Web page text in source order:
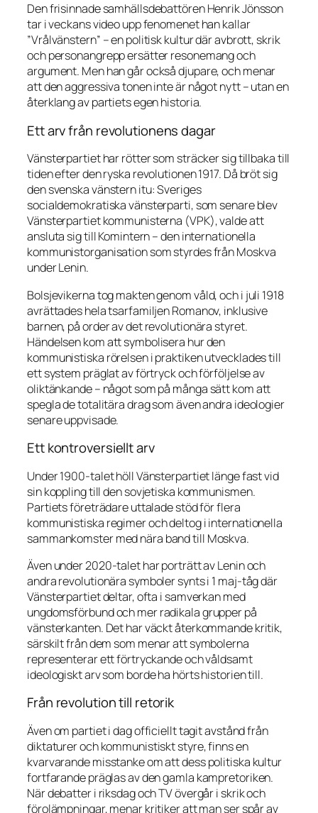
Den frisinnade samhällsdebattören Henrik Jönsson
tar i veckans video upp fenomenet han kallar
”Vrålvänstern” – en politisk kultur där avbrott, skrik
och personangrepp ersätter resonemang och
argument. Men han går också djupare, och menar
att den aggressiva tonen inte är något nytt – utan en
återklang av partiets egen historia.
Ett arv från revolutionens dagar
Vänsterpartiet har rötter som sträcker sig tillbaka till
tiden efter den ryska revolutionen 1917. Då bröt sig
den svenska vänstern itu: Sveriges
socialdemokratiska vänsterparti, som senare blev
Vänsterpartiet kommunisterna (VPK), valde att
ansluta sig till Komintern – den internationella
kommunistorganisation som styrdes från Moskva
under Lenin.
Bolsjevikerna tog makten genom våld, och i juli 1918
avrättades hela tsarfamiljen Romanov, inklusive
barnen, på order av det revolutionära styret.
Händelsen kom att symbolisera hur den
kommunistiska rörelsen i praktiken utvecklades till
ett system präglat av förtryck och förföljelse av
oliktänkande – något som på många sätt kom att
spegla de totalitära drag som även andra ideologier
senare uppvisade.
Ett kontroversiellt arv
Under 1900-talet höll Vänsterpartiet länge fast vid
sin koppling till den sovjetiska kommunismen.
Partiets företrädare uttalade stöd för flera
kommunistiska regimer och deltog i internationella
sammankomster med nära band till Moskva.
Även under 2020-talet har porträtt av Lenin och
andra revolutionära symboler synts i 1 maj-tåg där
Vänsterpartiet deltar, ofta i samverkan med
ungdomsförbund och mer radikala grupper på
vänsterkanten. Det har väckt återkommande kritik,
särskilt från dem som menar att symbolerna
representerar ett förtryckande och våldsamt
ideologiskt arv som borde ha hörts historien till.
Från revolution till retorik
Även om partiet i dag officiellt tagit avstånd från
diktaturer och kommunistiskt styre, finns en
kvarvarande misstanke om att dess politiska kultur
fortfarande präglas av den gamla kampretoriken.
När debatter i riksdag och TV övergår i skrik och
förolämpningar, menar kritiker att man ser spår av